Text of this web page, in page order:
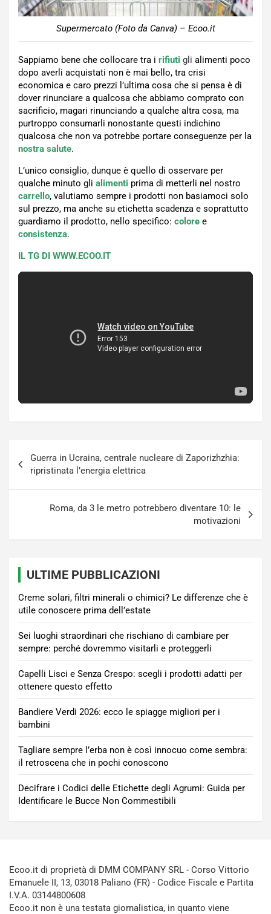
Supermercato (Foto da Canva) – Ecoo.it
Sappiamo bene che collocare tra i rifiuti gli alimenti poco
dopo averli acquistati non è mai bello, tra crisi
economica e caro prezzi l’ultima cosa che si pensa è di
dover rinunciare a qualcosa che abbiamo comprato con
sacrificio, magari rinunciando a qualche altra cosa, ma
purtroppo consumarli nonostante questi indichino
qualcosa che non va potrebbe portare conseguenze per la
nostra salute.
L’unico consiglio, dunque è quello di osservare per
qualche minuto gli alimenti prima di metterli nel nostro
carrello, valutiamo sempre i prodotti non basiamoci solo
sul prezzo, ma anche su etichetta scadenza e soprattutto
guardiamo il prodotto, nello specifico: colore e
consistenza.
IL TG DI WWW.ECOO.IT
articoli
Guerra in Ucraina, centrale nucleare di Zaporizhzhia:
ripristinata l’energia elettrica
Roma, da 3 le metro potrebbero diventare 10: le
motivazioni
ULTIME PUBBLICAZIONI
Creme solari, filtri minerali o chimici? Le differenze che è
utile conoscere prima dell’estate
Sei luoghi straordinari che rischiano di cambiare per
sempre: perché dovremmo visitarli e proteggerli
Capelli Lisci e Senza Crespo: scegli i prodotti adatti per
ottenere questo effetto
Bandiere Verdi 2026: ecco le spiagge migliori per i
bambini
Tagliare sempre l’erba non è così innocuo come sembra:
il retroscena che in pochi conoscono
Decifrare i Codici delle Etichette degli Agrumi: Guida per
Identificare le Bucce Non Commestibili
Ecoo.it di proprietà di DMM COMPANY SRL - Corso Vittorio
Emanuele II, 13, 03018 Paliano (FR) - Codice Fiscale e Partita
I.V.A. 03144800608
Ecoo.it non è una testata giornalistica, in quanto viene